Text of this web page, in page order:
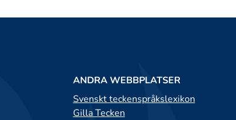
ANDRA WEBBPLATSER
Svenskt teckenspråkslexikon
Gilla Tecken